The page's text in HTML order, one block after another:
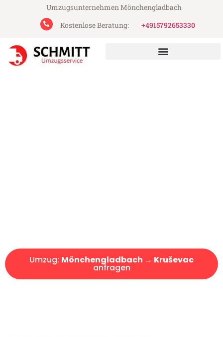
Umzugsunternehmen Mönchengladbach
Kostenlose Beratung:
+4915792653330
Umzug: Mönchengladbach → Kruševac
anfragen